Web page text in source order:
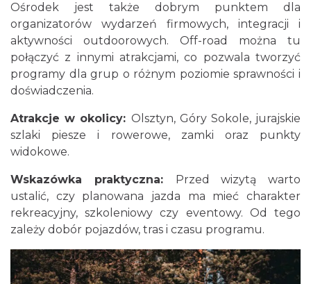
Ośrodek jest także dobrym punktem dla
organizatorów wydarzeń firmowych, integracji i
aktywności outdoorowych. Off-road można tu
połączyć z innymi atrakcjami, co pozwala tworzyć
programy dla grup o różnym poziomie sprawności i
doświadczenia.
Atrakcje w okolicy: Olsztyn, Góry Sokole, jurajskie
szlaki piesze i rowerowe, zamki oraz punkty
widokowe.
Wskazówka praktyczna:
Przed wizytą warto
ustalić, czy planowana jazda ma mieć charakter
rekreacyjny, szkoleniowy czy eventowy. Od tego
zależy dobór pojazdów, tras i czasu programu.